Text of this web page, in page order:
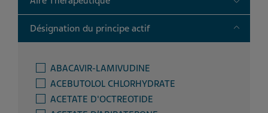
Désignation du principe actif Toggle
ABACAVIR-LAMIVUDINE
ACEBUTOLOL CHLORHYDRATE
ACETATE D'OCTREOTIDE